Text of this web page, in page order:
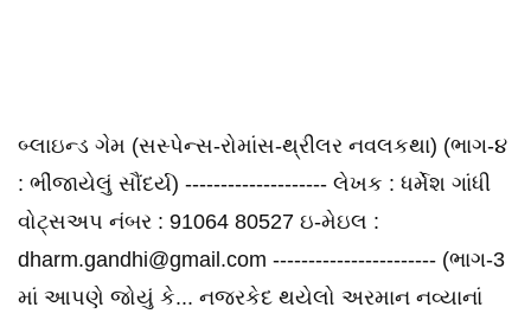
બ્લાઇન્ડ ગેમ (સસ્પેન્સ-રોમાંસ-થ્રીલર નવલકથા) (ભાગ-૪
: ભીંજાયેલું સૌંદર્ય) -------------------- લેખક : ધર્મેશ ગાંધી
વોટ્સઅપ નંબર : 91064 80527 ઇ-મેઇલ :
dharm.gandhi@gmail.com ----------------------- (ભાગ-3
માં આપણે જોયું કે... નજરકેદ થયેલો અરમાન નવ્યાનાં